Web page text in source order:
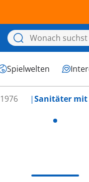
Spielwelten
1976 Sanitäter mit